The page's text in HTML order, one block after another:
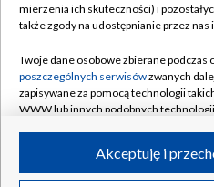
Naziemna Telewizja Cyfrowa
Rada Programowa
System NOS
Informacje o nadawcy
Program dla prasy
©2026 Telewizja
mierzenia ich skuteczności) i
także zgody na udostępnianie przez
Twoje dane osobowe zbierane podczas
poszczególnych serwisówzwanych
zapisywane za pomocą technologii
WWW lub innych podobnych
ruchu w Internecie.Akceptuję i